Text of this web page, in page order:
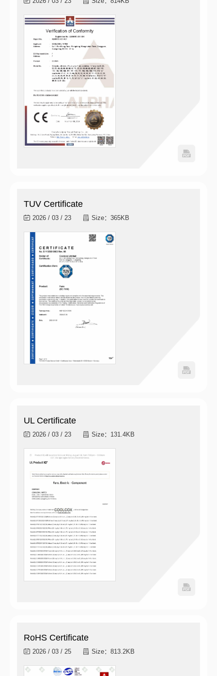
TUV Certificate
2026 / 03 / 23 Size：365KB
UL Certificate
2026 / 03 / 23 Size：131.4KB
RoHS Certificate
2026 / 03 / 25 Size：813.2KB